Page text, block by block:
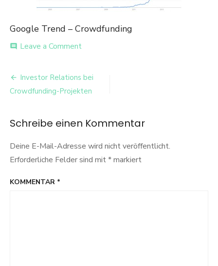
Google Trend – Crowdfunding
comment Leave a Commenton
Beitrags-
Navigation
Investor Relations bei
Crowdfunding-Projekten
Schreibe einen Kommentar
Deine E-Mail-Adresse wird nicht veröffentlicht.
Erforderliche Felder sind mit*markiert
KOMMENTAR *